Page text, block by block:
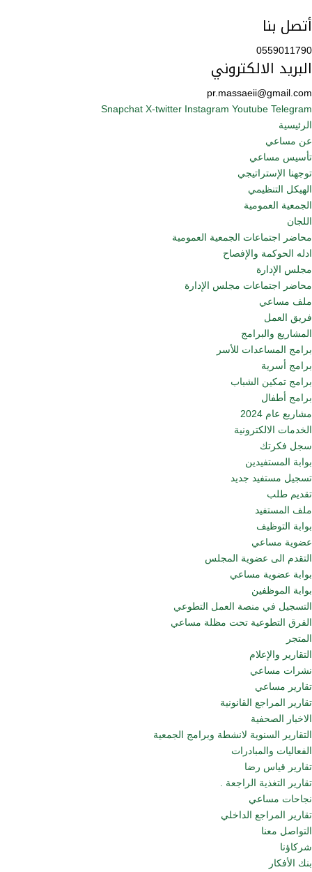
أتصل بنا
0559011790
البريد الالكتروني
pr.massaeii@gmail.com
Snapchat X-twitter Instagram Youtube Telegram
الرئيسية
عن مساعي
تأسيس مساعي
توجهنا الإستراتيجي
الهيكل التنظيمي
الجمعية العمومية
اللجان
محاضر اجتماعات الجمعية العمومية
ادله الحوكمة والإفصاح
مجلس الإدارة
محاضر اجتماعات مجلس الإدارة
ملف مساعي
فريق العمل
المشاريع والبرامج
برامج المساعدات للأسر
برامج أسرية
برامج تمكين الشباب
برامج أطفال
مشاريع عام 2024
الخدمات الالكترونية
سجل فكرتك
بوابة المستفيدين
تسجيل مستفيد جديد
تقديم طلب
ملف المستفيد
بوابة التوظيف
عضوية مساعي
التقدم الى عضوية المجلس
بوابة عضوية مساعي
بوابة الموظفين
التسجيل في منصة العمل التطوعي
الفرق التطوعية تحت مظلة مساعي
المتجر
التقارير والإعلام
نشرات مساعي
تقارير مساعي
تقارير المراجع القانونية
الاخبار الصحفية
التقارير السنوية لانشطة وبرامج الجمعية
الفعاليات والمبادرات
تقارير قياس رضا
تقارير التغذية الراجعة .
نجاحات مساعي
تقارير المراجع الداخلي
التواصل معنا
شركاؤنا
بنك الأفكار